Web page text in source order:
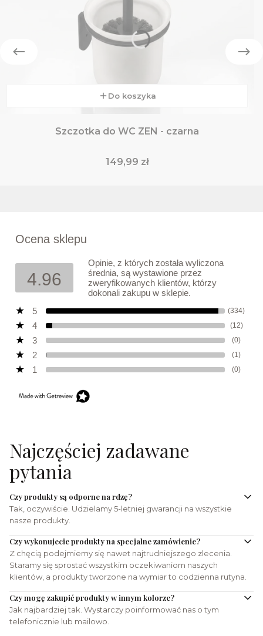
Do koszyka
Szczotka do WC ZEN - czarna
Cena
149,99 zł
Ocena sklepu
4.96
Opinie, z których została wyliczona
średnia, są wystawione przez
zweryfikowanych klientów, którzy
dokonali zakupu w sklepie.
5
(334)
4 (12)
3 (0)
2 (1)
1 (0)
Najczęściej zadawane
pytania
Czy produkty są odporne na rdzę?
Tak, oczywiście. Udzielamy 5-letniej gwarancji na wszystkie
nasze produkty.
Czy wykonujecie produkty na specjalne zamówienie?
Z chęcią podejmiemy się nawet najtrudniejszego zlecenia.
Staramy się sprostać wszystkim oczekiwaniom naszych
klientów, a produkty tworzone na wymiar to codzienna rutyna.
Czy mogę zakupić produkty w innym kolorze?
Jak najbardziej tak. Wystarczy poinformować nas o tym
telefonicznie lub mailowo.